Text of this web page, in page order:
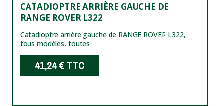
CATADIOPTRE ARRIÈRE GAUCHE DE
RANGE ROVER L322
Catadioptre arrière gauche de RANGE ROVER L322,
tous modèles, toutes
41,24 €TTC